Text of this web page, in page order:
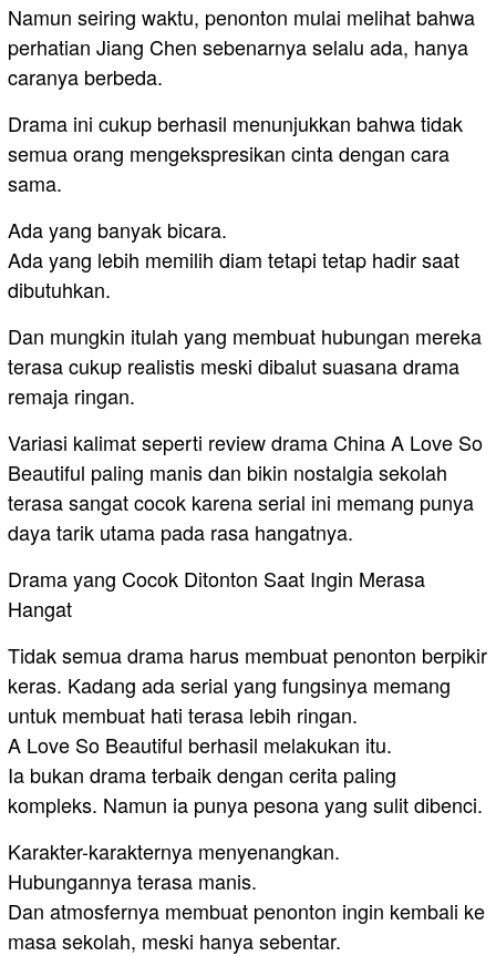
Namun seiring waktu, penonton mulai melihat bahwa
perhatian Jiang Chen sebenarnya selalu ada, hanya
caranya berbeda.
Drama ini cukup berhasil menunjukkan bahwa tidak
semua orang mengekspresikan cinta dengan cara
sama.
Ada yang banyak bicara.
Ada yang lebih memilih diam tetapi tetap hadir saat
dibutuhkan.
Dan mungkin itulah yang membuat hubungan mereka
terasa cukup realistis meski dibalut suasana drama
remaja ringan.
Variasi kalimat seperti review drama China A Love So
Beautiful paling manis dan bikin nostalgia sekolah
terasa sangat cocok karena serial ini memang punya
daya tarik utama pada rasa hangatnya.
Drama yang Cocok Ditonton Saat Ingin Merasa
Hangat
Tidak semua drama harus membuat penonton berpikir
keras. Kadang ada serial yang fungsinya memang
untuk membuat hati terasa lebih ringan.
A Love So Beautiful berhasil melakukan itu.
Ia bukan drama terbaik dengan cerita paling
kompleks. Namun ia punya pesona yang sulit dibenci.
Karakter-karakternya menyenangkan.
Hubungannya terasa manis.
Dan atmosfernya membuat penonton ingin kembali ke
masa sekolah, meski hanya sebentar.